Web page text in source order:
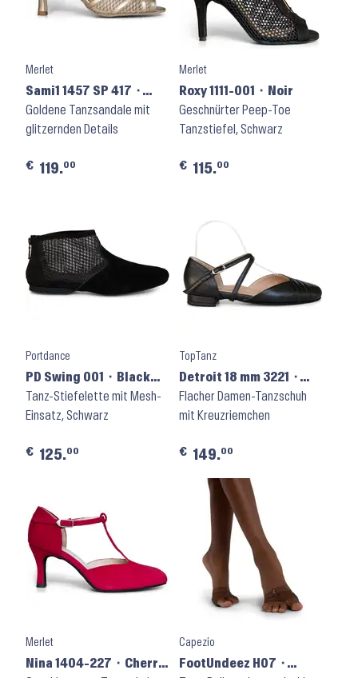
Merlet
Sami1 1457 SP 417 ⬝
Platine
Goldene Tanzsandale mit
glitzernden Details
€ 119.00
Merlet
Roxy 1111-001 ⬝ Noir
Geschnürter Peep-Toe
Tanzstiefel, Schwarz
€ 115.00
Portdance
PD Swing 001 ⬝ Black
Nubuck
Tanz-Stiefelette mit Mesh-
Einsatz, Schwarz
€ 125.00
TopTanz
Detroit 18 mm 3221 ⬝
Schwarz
Flacher Damen-Tanzschuh
mit Kreuzriemchen
€ 149.00
Merlet
Nina 1404-227 ⬝ Cherry
Capezio
FootUndeez H07 ⬝